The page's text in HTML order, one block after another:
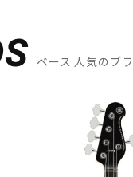
ベース 人気のブ